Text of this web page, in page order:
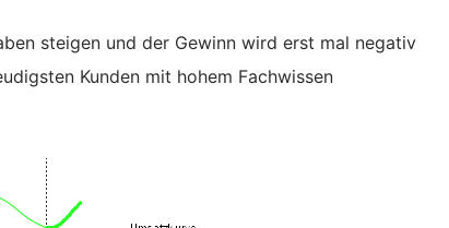
steigen und der Gewinn wird erst mal negativ
Kunden mit hohem Fachwissen